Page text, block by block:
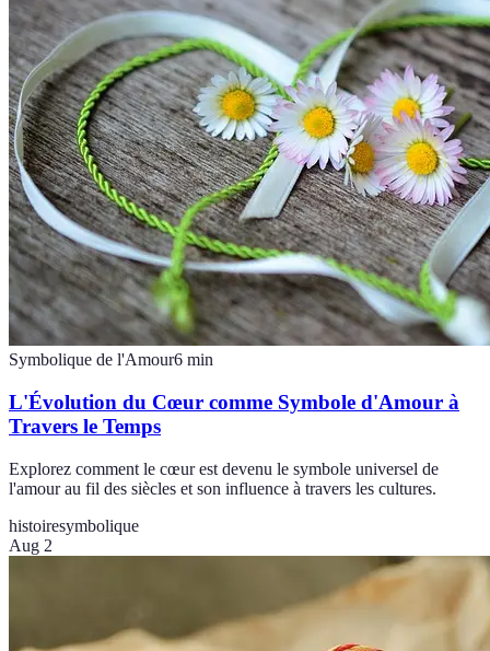
Symbolique de l'Amour6 min
L'Évolution du Cœur comme Symbole d'Amour à
Travers le Temps
Explorez comment le cœur est devenu le symbole universel de
l'amour au fil des siècles et son influence à travers les cultures.
histoiresymbolique
Aug 2